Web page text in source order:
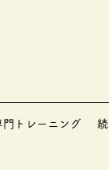
門トレーニング